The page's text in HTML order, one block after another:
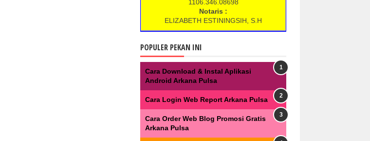
1106.346.08698
Notaris :
ELIZABETH ESTININGSIH, S.H
POPULER PEKAN INI
Cara Download & Instal Aplikasi
Android Arkana Pulsa
Cara Login Web Report Arkana Pulsa
Cara Order Web Blog Promosi Gratis
Arkana Pulsa